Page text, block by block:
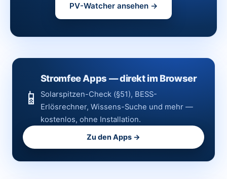
PV-Watcher ansehen →
📱
Stromfee Apps — direkt im Browser
Solarspitzen-Check (§51), BESS-
Erlösrechner, Wissens-Suche und mehr —
kostenlos, ohne Installation.
Zu den Apps →